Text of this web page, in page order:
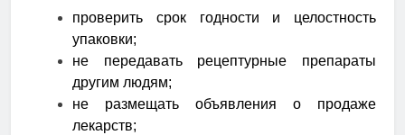
проверить срок годности и целостность
упаковки;
не передавать рецептурные препараты
другим людям;
не размещать объявления о продаже
лекарств;